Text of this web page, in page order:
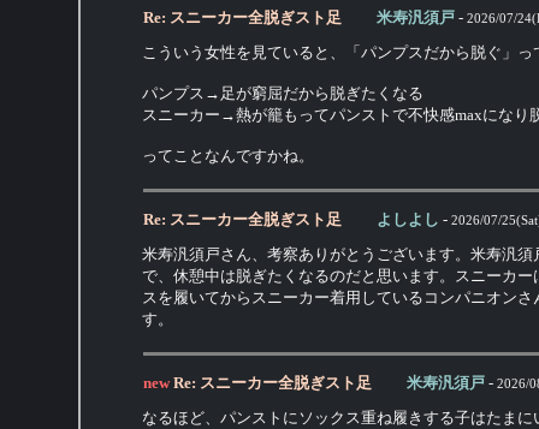
Re: スニーカー全脱ぎスト足 米寿汎須戸 - 2026/07/
こういう女性を見ていると、「パンプスだから脱ぐ」
パンプス→足が窮屈だから脱ぎたくなる
スニーカー→熱が籠もってパンストで不快感maxになり
ってことなんですかね。
Re: スニーカー全脱ぎスト足 よしよし - 2026/07/
米寿汎須戸さん、考察ありがとうございます。米寿汎
で、休憩中は脱ぎたくなるのだと思います。スニーカ
スを履いてからスニーカー着用しているコンパニオン
す。
newRe: スニーカー全脱ぎスト足 米寿汎須戸 - 2026/
なるほど、パンストにソックス重ね履きする子はたま